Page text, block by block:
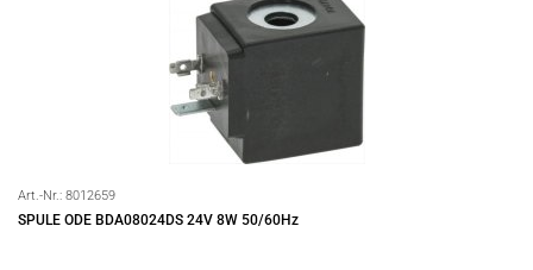
Art.-Nr.: 8012659
SPULE ODE BDA08024DS 24V 8W 50/60Hz